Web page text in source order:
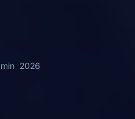
2026